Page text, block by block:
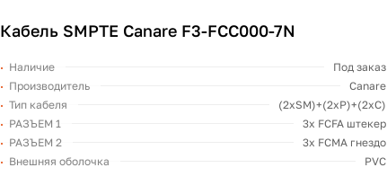
Кабель SMPTE Canare F3-FCC000-7N
Наличие
Под заказ
Производитель
Canare
Тип кабеля
(2хSM)+(2xP)+(2xC)
РАЗЪЕМ 1
3x FCFA штекер
РАЗЪЕМ 2
3x FCMA гнездо
Внешняя оболочка
PVC